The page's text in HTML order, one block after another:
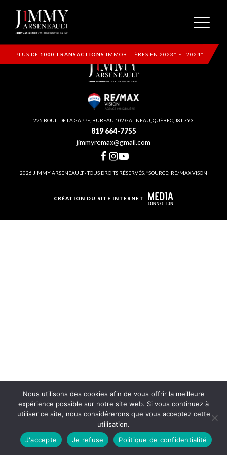
PLUS DE 1000 TRANSACTIONS IMMOBILIÈRES EN 2023* ET 2024*
225 BOUL. DE LA GAPPE, BUREAU 102 GATINEAU, QUÉBEC, J8T 7Y3
819 664-7755
jimmyremax@gmail.com
2026 JIMMY ARSENEAULT - TOUS DROITS RÉSERVÉS. *SOURCE: RE/MAX VISON
CRÉATION DU SITE INTERNET
Nous utilisons des cookies afin de vous offrir la meilleure
expérience possible sur notre site web. Si vous continuez à
utiliser ce site, nous considérerons que vous acceptez cette
utilisation.
J'accepte
Je refuse Politique de confidentialité